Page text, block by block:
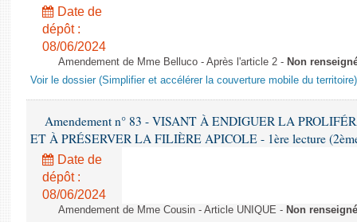
Date de
dépôt :
08/06/2024
Amendement de Mme Belluco - Après l'article 2 - Non
Voir le dossier (Simplifier et accélérer la couverture mobile du territoire)
Amendement n° 83 - VISANT À ENDIGUER LA
ET À PRÉSERVER LA FILIÈRE APICOLE - 1ère lecture
Date de
dépôt :
08/06/2024
Amendement de Mme Cousin - Article UNIQUE - Non renseigné